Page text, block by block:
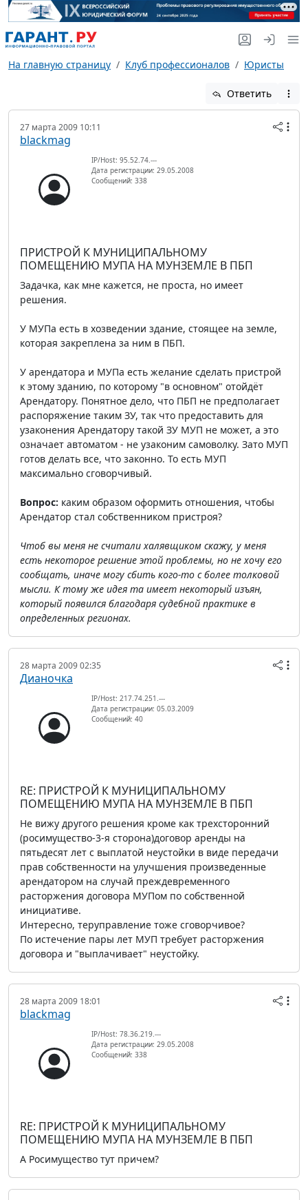
На главную страницу Клуб профессионалов Юристы
Ответить
27 марта 2009 10:11
blackmag
IP/Host: 95.52.74.---
Дата регистрации: 29.05.2008
Сообщений: 338
ПРИСТРОЙ К МУНИЦИПАЛЬНОМУ
ПОМЕЩЕНИЮ МУПА НА МУНЗЕМЛЕ В ПБП
Задачка, как мне кажется, не проста, но имеет
решения.
У МУПа есть в хозведении здание, стоящее на земле,
которая закреплена за ним в ПБП.
У арендатора и МУПа есть желание сделать пристрой
к этому зданию, по которому "в основном" отойдёт
Арендатору. Понятное дело, что ПБП не предполагает
распоряжение таким ЗУ, так что предоставить для
узаконения Арендатору такой ЗУ МУП не может, а это
означает автоматом - не узаконим самоволку. Зато МУП
готов делать все, что законно. То есть МУП
максимально сговорчивый.
Вопрос: каким образом оформить отношения, чтобы
Арендатор стал собственником пристроя?
Чтоб вы меня не считали халявщиком скажу, у меня
есть некоторое решение этой проблемы, но не хочу его
сообщать, иначе могу сбить кого-то с более толковой
мысли. К тому же идея та имеет некоторый изъян,
который появился благодаря судебной практике в
определенных регионах.
28 марта 2009 02:35
Дианочка
IP/Host: 217.74.251.---
Дата регистрации: 05.03.2009
Сообщений: 40
RE: ПРИСТРОЙ К МУНИЦИПАЛЬНОМУ
ПОМЕЩЕНИЮ МУПА НА МУНЗЕМЛЕ В ПБП
Не вижу другого решения кроме как трехсторонний
(росимущество-3-я сторона)договор аренды на
пятьдесят лет с выплатой неустойки в виде передачи
прав собственности на улучшения произведенные
арендатором на случай преждевременного
расторжения договора МУПом по собственной
инициативе.
Интересно, теруправление тоже сговорчивое?
По истечение пары лет МУП требует расторжения
договора и "выплачивает" неустойку.
28 марта 2009 18:01
blackmag
IP/Host: 78.36.219.---
Дата регистрации: 29.05.2008
Сообщений: 338
RE: ПРИСТРОЙ К МУНИЦИПАЛЬНОМУ
ПОМЕЩЕНИЮ МУПА НА МУНЗЕМЛЕ В ПБП
А Росимущество тут причем?